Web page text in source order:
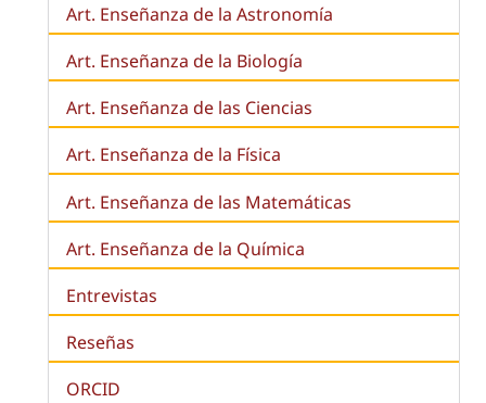
Art. Enseñanza de la Astronomía
Art. Enseñanza de la Biología
Art. Enseñanza de las Ciencias
Art. Enseñanza de la Física
Art. Enseñanza de las Matemáticas
Art. Enseñanza de la Química
Entrevistas
Reseñas
ORCID